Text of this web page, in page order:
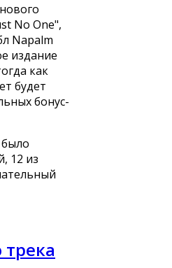
No One",
Napalm
издание
как
будет
бонус-
12 из